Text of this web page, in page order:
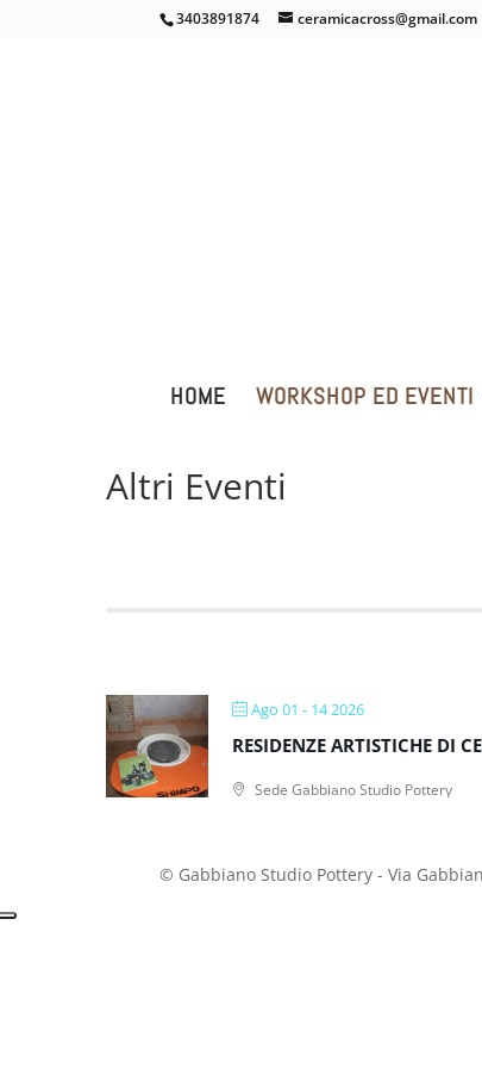
3403891874 ceramicacross@gmail.com
HOME WORKSHOP ED EVENTI
Altri Eventi
Ago 01 - 14 2026
RESIDENZE ARTISTICHE DI
Sede Gabbiano Studio Pottery
© Gabbiano Studio Pottery - Via